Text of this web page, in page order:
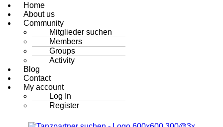
Home
About us
Community
Mitglieder suchen
Members
Groups
Activity
Blog
Contact
My account
Log In
Register